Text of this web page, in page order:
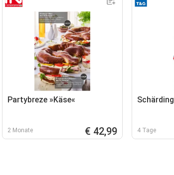
Partybreze »Käse«
2 Monate € 42,99 4 Tage